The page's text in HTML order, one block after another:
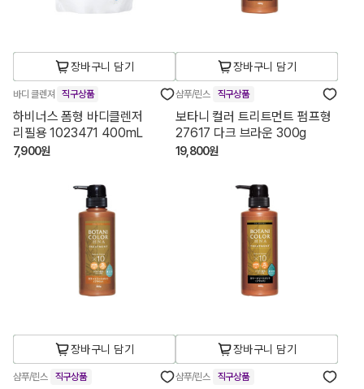
장바구니 담기
바디 클렌져 직구상품
하비너스 폼형 바디클렌저
리필용 1023471 400mL
7,900원
장바구니 담기
샴푸/린스 직구상품
보타니 컬러 트리트먼트 펌프형
27617 다크 브라운 300g
19,800원
장바구니 담기
샴푸/린스 직구상품
장바구니 담기
샴푸/린스 직구상품